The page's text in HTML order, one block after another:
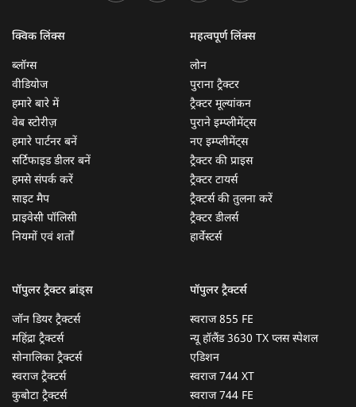
क्विक लिंक्स
ब्लॉग्स
वीडियोज
हमारे बारे में
वेब स्टोरीज़
हमारे पार्टनर बनें
सर्टिफाइड डीलर बनें
हमसे संपर्क करें
साइट मैप
प्राइवेसी पॉलिसी
नियमों एवं शर्तों
महत्वपूर्ण लिंक्स
लोन
पुराना ट्रैक्टर
ट्रैक्टर मूल्यांकन
पुराने इम्प्लीमेंट्स
नए इम्प्लीमेंट्स
ट्रैक्टर की प्राइस
ट्रैक्टर टायर्स
ट्रैक्टर्स की तुलना करें
ट्रैक्टर डीलर्स
हार्वेस्टर्स
पॉपुलर ट्रैक्टर ब्रांड्स
जॉन डियर ट्रैक्टर्स
महिंद्रा ट्रैक्टर्स
सोनालिका ट्रैक्टर्स
स्वराज ट्रैक्टर्स
कुबोटा ट्रैक्टर्स
पॉपुलर ट्रैक्टर्स
स्वराज 855 FE
न्यू हॉलैंड 3630 TX प्लस स्पेशल
एडिशन
स्वराज 744 XT
स्वराज 744 FE